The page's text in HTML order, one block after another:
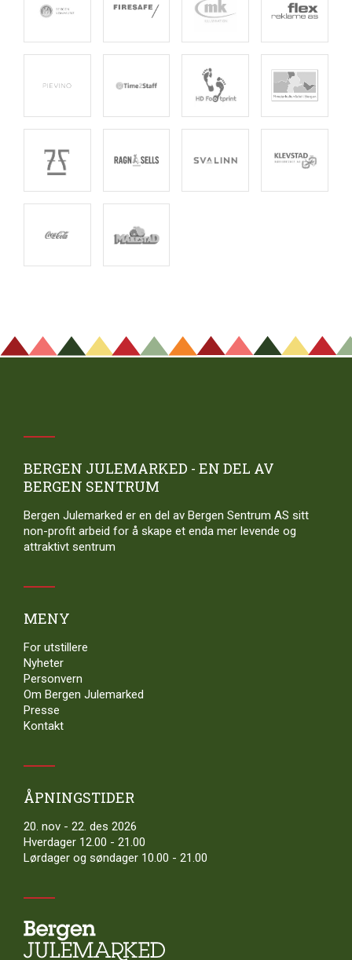
BERGEN JULEMARKED - EN DEL AV
BERGEN SENTRUM
Bergen Julemarked er en del av Bergen Sentrum AS sitt
non-profit arbeid for å skape et enda mer levende og
attraktivt sentrum
MENY
For utstillere
Nyheter
Personvern
Om Bergen Julemarked
Presse
Kontakt
ÅPNINGSTIDER
20. nov - 22. des 2026
Hverdager 12.00 - 21.00
Lørdager og søndager 10.00 - 21.00